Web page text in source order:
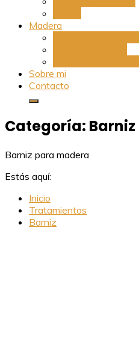
Madera
Sobre mi
Contacto
Categoría: Barniz
Barniz para madera
Estás aquí:
Inicio
Tratamientos
Barniz